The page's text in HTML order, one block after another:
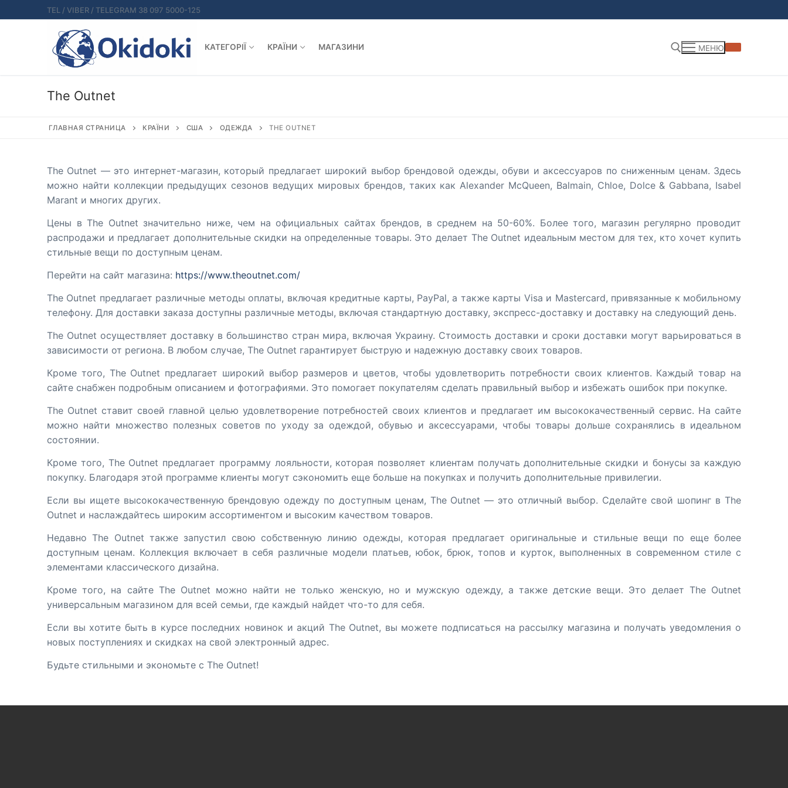
к
содержимому
TEL / VIBER / TELEGRAM 38 097 5000-125
КАТЕГОРІЇ КРАЇНИ МАГАЗИНИ МЕНЮ
The Outnet
ГЛАВНАЯ СТРАНИЦА КРАЇНИ США ОДЕЖДА THE OUTNET
The Outnet — это интернет-магазин, который предлагает широкий выбор брендовой одежды, обуви и аксессуаров по сниженным ценам. Здесь
можно найти коллекции предыдущих сезонов ведущих мировых брендов, таких как Alexander McQueen, Balmain, Chloe, Dolce & Gabbana, Isabel
Marant и многих других.
Цены в The Outnet значительно ниже, чем на официальных сайтах брендов, в среднем на 50-60%. Более того, магазин регулярно проводит
распродажи и предлагает дополнительные скидки на определенные товары. Это делает The Outnet идеальным местом для тех, кто хочет купить
стильные вещи по доступным ценам.
Перейти на сайт магазина: https://www.theoutnet.com/
The Outnet предлагает различные методы оплаты, включая кредитные карты, PayPal, а также карты Visa и Mastercard, привязанные к мобильному
телефону. Для доставки заказа доступны различные методы, включая стандартную доставку, экспресс-доставку и доставку на следующий день.
The Outnet осуществляет доставку в большинство стран мира, включая Украину. Стоимость доставки и сроки доставки могут варьироваться в
зависимости от региона. В любом случае, The Outnet гарантирует быструю и надежную доставку своих товаров.
Кроме того, The Outnet предлагает широкий выбор размеров и цветов, чтобы удовлетворить потребности своих клиентов. Каждый товар на
сайте снабжен подробным описанием и фотографиями. Это помогает покупателям сделать правильный выбор и избежать ошибок при покупке.
The Outnet ставит своей главной целью удовлетворение потребностей своих клиентов и предлагает им высококачественный сервис. На сайте
можно найти множество полезных советов по уходу за одеждой, обувью и аксессуарами, чтобы товары дольше сохранялись в идеальном
состоянии.
Кроме того, The Outnet предлагает программу лояльности, которая позволяет клиентам получать дополнительные скидки и бонусы за каждую
покупку. Благодаря этой программе клиенты могут сэкономить еще больше на покупках и получить дополнительные привилегии.
Если вы ищете высококачественную брендовую одежду по доступным ценам, The Outnet — это отличный выбор. Сделайте свой шопинг в The
Outnet и наслаждайтесь широким ассортиментом и высоким качеством товаров.
Недавно The Outnet также запустил свою собственную линию одежды, которая предлагает оригинальные и стильные вещи по еще более
доступным ценам. Коллекция включает в себя различные модели платьев, юбок, брюк, топов и курток, выполненных в современном стиле с
элементами классического дизайна.
Кроме того, на сайте The Outnet можно найти не только женскую, но и мужскую одежду, а также детские вещи. Это делает The Outnet
универсальным магазином для всей семьи, где каждый найдет что-то для себя.
Если вы хотите быть в курсе последних новинок и акций The Outnet, вы можете подписаться на рассылку магазина и получать уведомления о
новых поступлениях и скидках на свой электронный адрес.
Будьте стильными и экономьте с The Outnet!